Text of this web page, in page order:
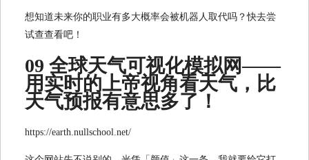
想知道未来你的职业有多大概率会被机器人取代吗？快去尝
试查查看吧！
09 全球天气可视化模拟网——
用实时的上帝视角看天气，比
天气预报有意思多了！
https://earth.nullschool.net/